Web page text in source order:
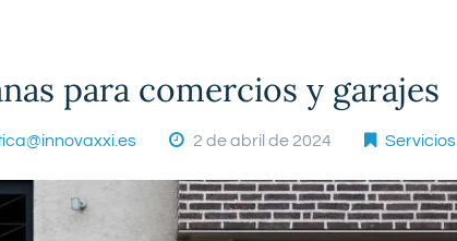
para comercios y garajes
2 de abril de 2024 Servicios